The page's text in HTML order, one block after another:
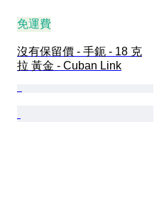
免運費
沒有保留價 - 手鈪 - 18 克
拉 黃金 - Cuban Link